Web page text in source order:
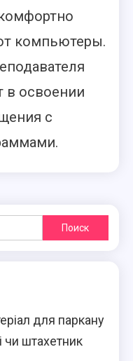
компьютеры.
в освоении
с
Найти:
для паркану
чи штахетник